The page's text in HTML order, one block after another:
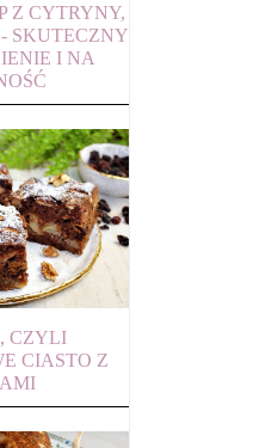
Z CYTRYNY,
SKUTECZNY
I NA
CZYLI
CIASTO Z